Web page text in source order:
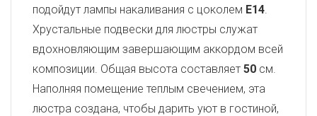
подойдут лампы накаливания с цоколем E14.
Хрустальные подвески для люстры служат
вдохновляющим завершающим аккордом всей
композиции. Общая высота составляет 50 см.
Наполняя помещение теплым свечением, эта
люстра создана, чтобы дарить уют в гостиной,